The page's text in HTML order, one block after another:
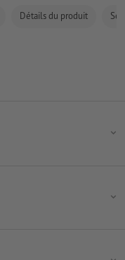
Détails du produit